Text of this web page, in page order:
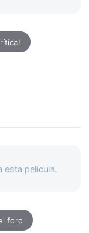
esta película.
foro